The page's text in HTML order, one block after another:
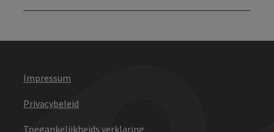
Impressum
Privacybeleid
Toegankelijkheids verklaring